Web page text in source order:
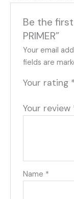
Be the first
PRIMER”
Your email
fields are
Your rating *
Your review
Name *